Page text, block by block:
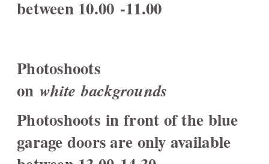
between 10.00 -11.00
Photoshoots
on white backgrounds
Photoshoots in front of the blue
garage doors are only available